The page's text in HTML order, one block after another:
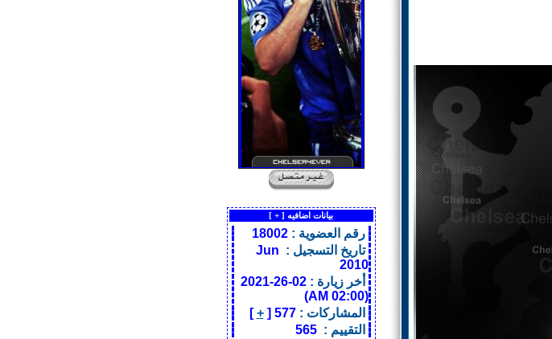
بيانات اضافيه [ +
]
رقم العضوية : 18002
تاريخ التسجيل : Jun
2010
أخر زيارة :
02-26-2021
(02:00 AM)
المشاركات : 577 [
+
]
التقييم :565